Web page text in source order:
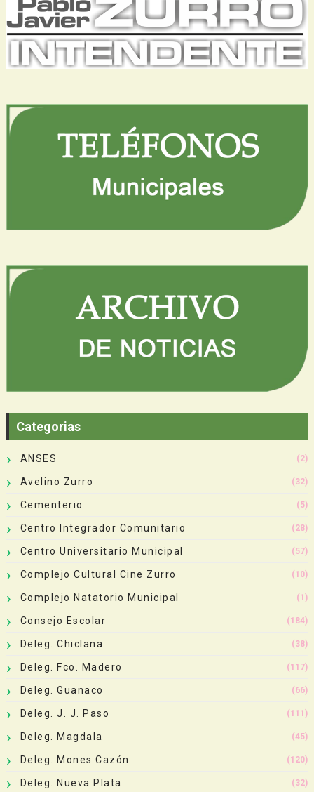
Categorias
ANSES (2)
Avelino Zurro (32)
Cementerio (5)
Centro Integrador Comunitario (28)
Centro Universitario Municipal (57)
Complejo Cultural Cine Zurro (10)
Complejo Natatorio Municipal (1)
Consejo Escolar (184)
Deleg. Chiclana (38)
Deleg. Fco. Madero (117)
Deleg. Guanaco (66)
Deleg. J. J. Paso (111)
Deleg. Magdala (45)
Deleg. Mones Cazón (120)
Deleg. Nueva Plata (32)